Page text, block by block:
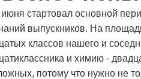
стартовал основной
выпускников. На
классов нашего и
и химию -
потому что нужно не